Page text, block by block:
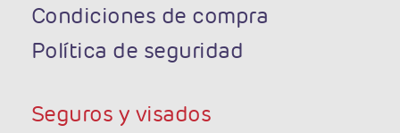
Condiciones de compra
Política de seguridad
Seguros y visados